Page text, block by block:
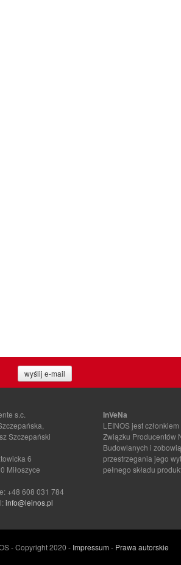
wyślij e-mail
s.c.
Szczepański
6
Miłoszyce
+48 608 031 784
info@leinos.pl
InVeNa
LEINOS jest
Związku Producentów
Budowlanych i
przestrzegania jego
pełnego składu
- Copyright 2020 - Impressum - Prawa autorskie